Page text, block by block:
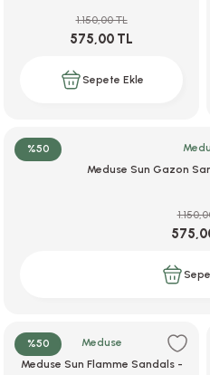
575,00 TL
1.150,00 TL
Sepete Ekle
%50
Meduse Sun Gazon
%50
Meduse
Meduse Sun Flamme Sandals -